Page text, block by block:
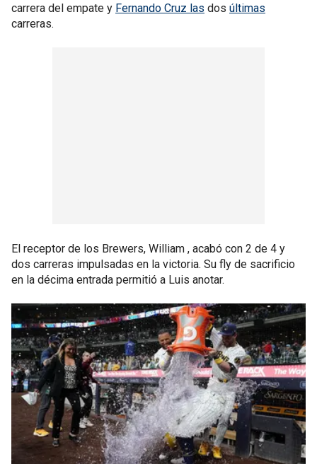
carrera del empate y Fernando Cruz las dos últimas
carreras.
El receptor de los Brewers, William , acabó con 2 de 4 y
dos carreras impulsadas en la victoria. Su fly de sacrificio
en la décima entrada permitió a Luis anotar.